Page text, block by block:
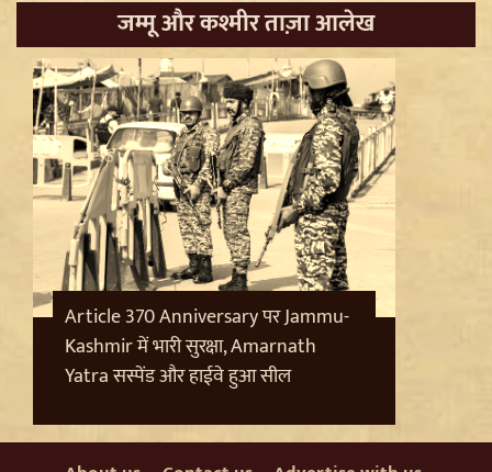
Trisha Krishnan पर टिप्पणी मामले में Udhayanidhi Stalin
Arrest, जानें चेन्नई पुलिस ने कौन सी धाराएं लगाईं
Jantar Mantar से अदालत तक: Brij Bhushan के खिलाफ
जम्मू और कश्मीर ताज़ा आलेख
Article 370 Anniversary पर Jammu-
Kashmir में भारी सुरक्षा, Amarnath
Yatra सस्पेंड और हाईवे हुआ सील